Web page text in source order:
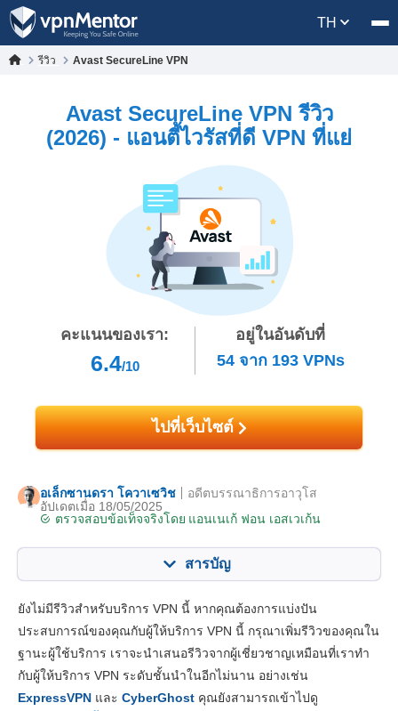
TH
รีวิว Avast SecureLine VPN
Avast SecureLine VPN รีวิว
(2026) - แอนตี้ไวรัสที่ดี VPN ที่แย่
คะแนนของเรา:
6.4/10
อยู่ในอันดับที่
54 จาก 193VPNs
ไปที่เว็บไซต์
อเล็กซานดรา โควาเซวิช
อัปเดตเมื่อ 18/05/2025
ตรวจสอบข้อเท็จจริงโดย แอนเนเก้ ฟอน เอสเวเก้น
อดีตบรรณาธิการอาวุโส
สารบัญ
คุณสมบัติหลัก 6.5
แอปและการติดตั้ง 6.6
ราคา
ยังไม่มีรีวิวสำหรับบริการ VPN นี้ หากคุณต้องการแบ่งปัน
ประสบการณ์ของคุณกับผู้ให้บริการ VPN นี้ กรุณาเพิ่มรีวิวของคุณใน
ฐานะผู้ใช้บริการ เราจะนำเสนอรีวิวจากผู้เชี่ยวชาญเหมือนที่เราทำ
กับผู้ให้บริการ VPN ระดับชั้นนำในอีกไม่นาน อย่างเช่น
ExpressVPN และ CyberGhost คุณยังสามารถเข้าไปดู